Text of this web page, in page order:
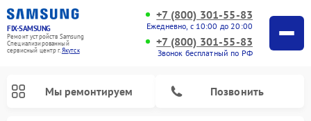
FIX-SAMSUNG
Ремонт устройств Samsung
Специализированный
cервисный центр г.Якутск
+7 (800) 301-55-83
Ежедневно, с 10:00 до 20:00
+7 (800) 301-55-83
Звонок бесплатный по РФ
Мы ремонтируем Позвонить